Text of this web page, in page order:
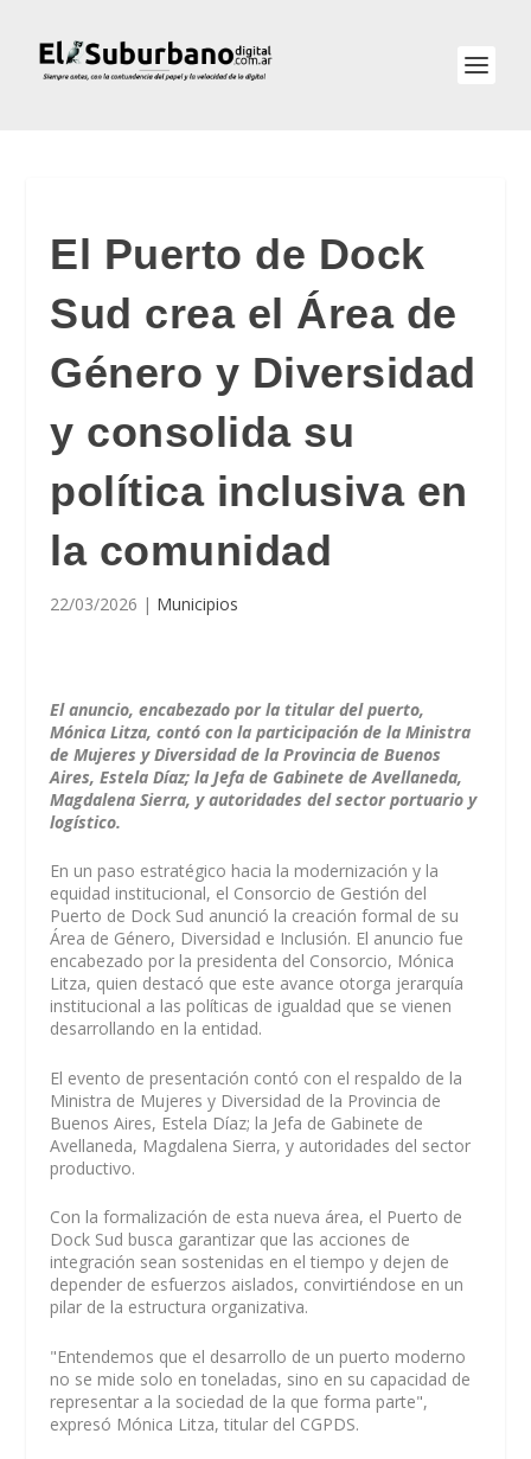
El Puerto de Dock
Sud crea el Área de
Género y Diversidad
y consolida su
política inclusiva en
la comunidad
22/03/2026 | Municipios
El anuncio, encabezado por la titular del puerto,
Mónica Litza, contó con la participación de la Ministra
de Mujeres y Diversidad de la Provincia de Buenos
Aires, Estela Díaz; la Jefa de Gabinete de Avellaneda,
Magdalena Sierra, y autoridades del sector portuario y
logístico.
En un paso estratégico hacia la modernización y la
equidad institucional, el Consorcio de Gestión del
Puerto de Dock Sud anunció la creación formal de su
Área de Género, Diversidad e Inclusión. El anuncio fue
encabezado por la presidenta del Consorcio, Mónica
Litza, quien destacó que este avance otorga jerarquía
institucional a las políticas de igualdad que se vienen
desarrollando en la entidad.
El evento de presentación contó con el respaldo de la
Ministra de Mujeres y Diversidad de la Provincia de
Buenos Aires, Estela Díaz; la Jefa de Gabinete de
Avellaneda, Magdalena Sierra, y autoridades del sector
productivo.
Con la formalización de esta nueva área, el Puerto de
Dock Sud busca garantizar que las acciones de
integración sean sostenidas en el tiempo y dejen de
depender de esfuerzos aislados, convirtiéndose en un
pilar de la estructura organizativa.
"Entendemos que el desarrollo de un puerto moderno
no se mide solo en toneladas, sino en su capacidad de
representar a la sociedad de la que forma parte",
expresó Mónica Litza, titular del CGPDS.